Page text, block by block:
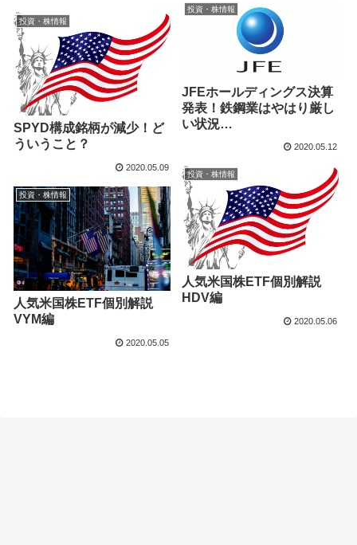
投資・株情報
JFEホールディングス決算
発表！鉄鋼業はやはり厳し
い状況…
2020.05.12
投資・株情報
SPYD構成銘柄が減少！ど
ういうこと？
2020.05.09
投資・株情報
人気米国株ETF個別解説
HDV編
2020.05.06
投資・株情報
人気米国株ETF個別解説
VYM編
2020.05.05